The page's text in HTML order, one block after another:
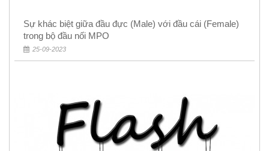
Sự khác biệt giữa đầu đực (Male) với đầu cái (Female)
trong bộ đầu nối MPO
25-09-2023